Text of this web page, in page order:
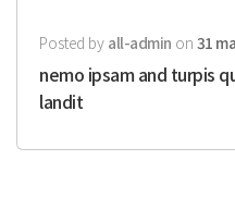
Posted by all-admin on 31
nemo ipsam and turpis
landit